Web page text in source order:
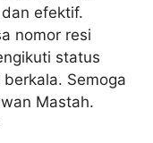
efektif.
nomor resi
status
Semoga
Mastah.